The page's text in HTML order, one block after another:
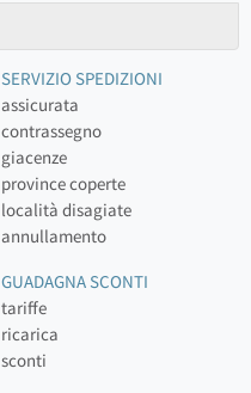
SERVIZIO SPEDIZIONI
assicurata
contrassegno
giacenze
province coperte
località disagiate
annullamento
GUADAGNA SCONTI
tariffe
ricarica
sconti